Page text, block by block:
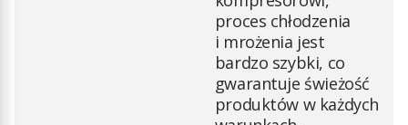
proces chłodzenia
i mrożenia jest
bardzo szybki, co
gwarantuje świeżość
produktów w każdych